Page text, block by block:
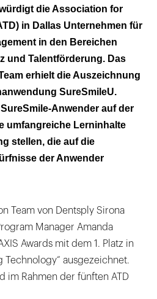
die Association for
in Dallas Unternehmen für
in den Bereichen
und Talentförderung. Das
erhielt die Auszeichnung
SureSmileU.
Anwender auf der
umfangreiche Lerninhalte
stellen, die auf die
der Anwender
Team von Dentsply Sirona
Manager Amanda
Awards mit dem 1. Platz in
Technology“ ausgezeichnet.
im Rahmen der fünften ATD